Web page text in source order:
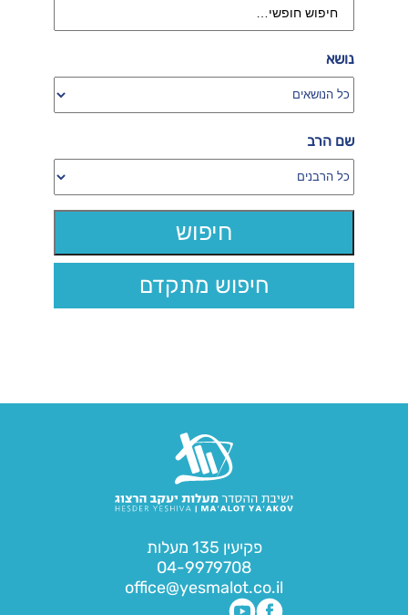
נושא
שם הרב
חיפוש מתקדם
פקיעין 135 מעלות
04-9979708
office@yesmalot.co.il